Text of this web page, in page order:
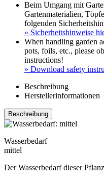
Beim Umgang mit
Gartenmaterialien,
folgenden
» Sicherheitshinweise
When handling garden
pots, foils, etc., please
instructions!
» Download safety
Beschreibung
Herstellerinformationen
Beschreibung
Wasserbedarf
mittel
Der Wasserbedarf dieser